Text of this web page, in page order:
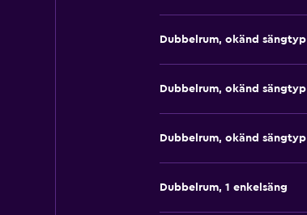
Dubbelrum, okänd sängtyp
Dubbelrum, okänd sängtyp
Dubbelrum, okänd sängtyp
Dubbelrum, 1 enkelsäng